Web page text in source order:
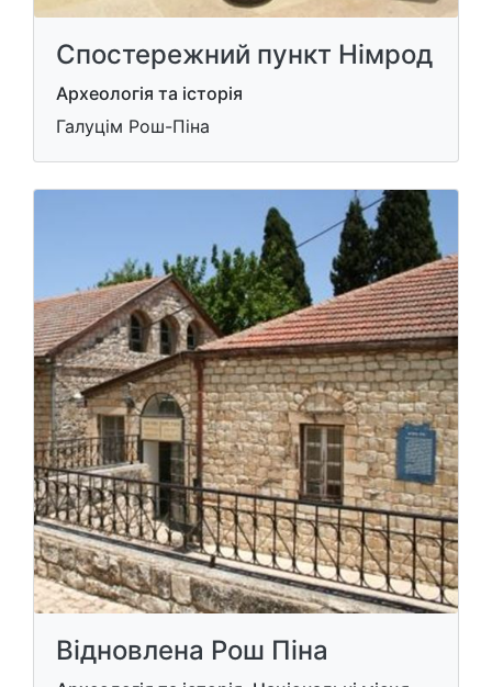
Спостережний пункт Німрод
Археологія та історія
Галуцім Рош-Піна
Відновлена Рош Піна